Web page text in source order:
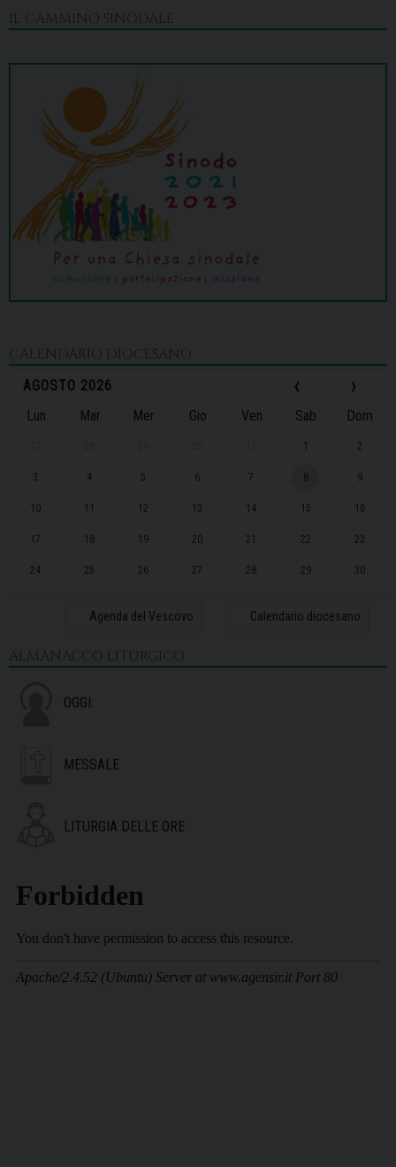
IL CAMMINO SINODALE
CALENDARIO DIOCESANO
‹
AGOSTO 2026 ›
Lun Mar Mer Gio Ven Sab Dom
1 2
3 4 5 6 7 8 9
10 11 12 13 14 15 16
17 18 19 20 21 22 23
24 25 26 27 28 29 30
Agenda del Vescovo Calendario diocesano
ALMANACCO LITURGICO
OGGI:
MESSALE
LITURGIA DELLE ORE